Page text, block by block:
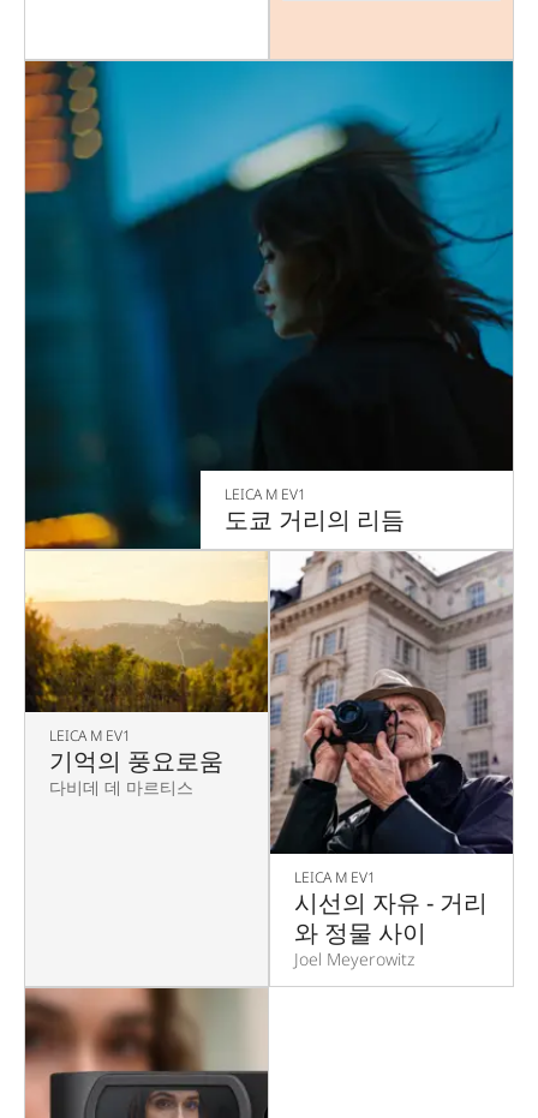
LEICA M EV1
도쿄 거리의 리듬
LEICA M EV1
기억의 풍요로움
다비데 데 마르티스
LEICA M EV1
시선의 자유 - 거리
와 정물 사이
Joel Meyerowitz